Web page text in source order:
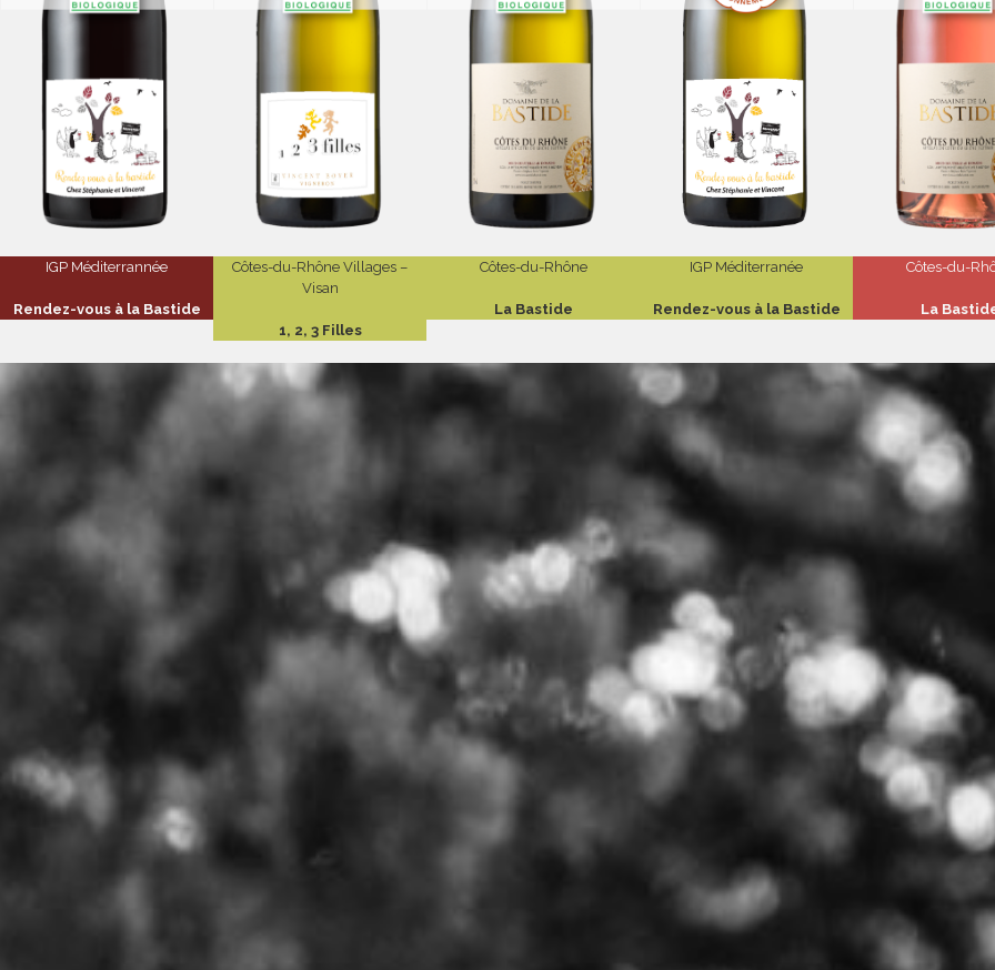
IGP Méditerrannée
Rendez-vous à la Bastide
Côtes-du-Rhône Villages –
Visan
1, 2, 3 Filles
Côtes-du-Rhône
La Bastide
IGP Méditerranée
Rendez-vous à la Bastide
Côtes-du-
La